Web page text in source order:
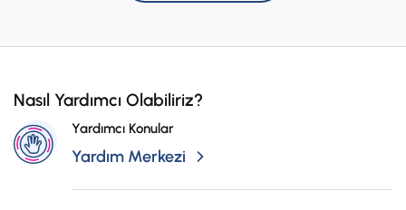
Nasıl Yardımcı Olabiliriz?
Yardımcı Konular
Yardım Merkezi